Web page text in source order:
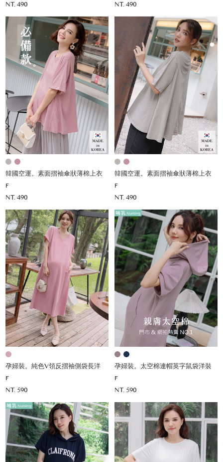
NT. 490 NT. 490
韓國空運。素面摺袖傘狀薄棉上衣
F
NT. 490
韓國空運。素面摺袖傘狀薄棉上衣
F
NT. 490
孕婦裝。純色V領反摺袖側袋長洋
F
NT. 590
孕婦裝。太空棉連帽英字鼠袋洋裝
F
NT. 590